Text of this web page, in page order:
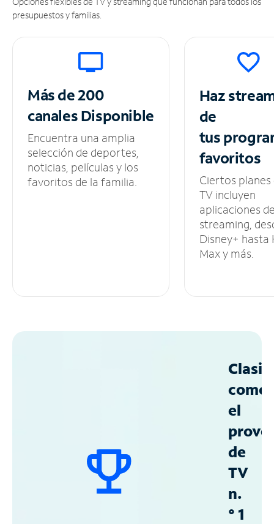
presupuestos y familias.
Más de 200
canalesDisponible
Encuentra una amplia
selección de deportes,
noticias, películas y los
favoritos de la familia.
Haz
de
tus
favoritos
Ciertos planes
TV incluyen
aplicaciones
streaming,
Disney+ hasta
Max y más.
como
el
de
TV
n.
° 1